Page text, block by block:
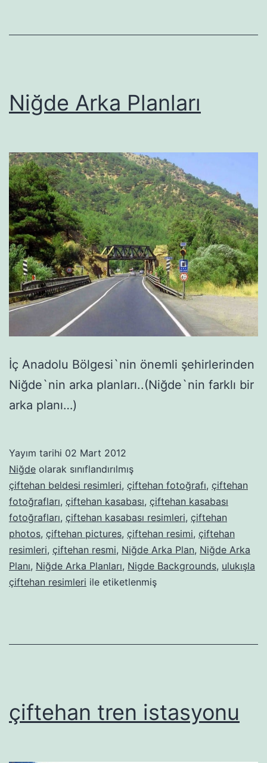
Niğde Arka Planları
İç Anadolu Bölgesi`nin önemli şehirlerinden
Niğde`nin arka planları..(Niğde`nin farklı bir
arka planı…)
Yayım tarihi 02 Mart 2012
Niğde olarak sınıflandırılmış
çiftehan beldesi resimleri, çiftehan fotoğrafı, çiftehan
fotoğrafları, çiftehan kasabası, çiftehan kasabası
fotoğrafları, çiftehan kasabası resimleri, çiftehan
photos, çiftehan pictures, çiftehan resimi, çiftehan
resimleri, çiftehan resmi, Niğde Arka Plan, Niğde Arka
Planı, Niğde Arka Planları, Nigde Backgrounds, ulukışla
çiftehan resimleri ile etiketlenmiş
çiftehan tren istasyonu